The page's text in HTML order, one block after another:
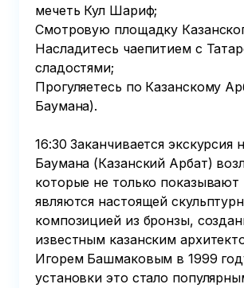
мечеть Кул Шариф;
Смотровую площадку
Насладитесь чаепитием с
сладостями;
Прогуляетесь по Казанскому
Баумана).
16:30 Заканчивается экскурсия
Баумана (Казанский Арбат)
которые не только
являются настоящей
композицией из бронзы,
известным казанским
Игорем Башмаковым в 1999
установки это стало